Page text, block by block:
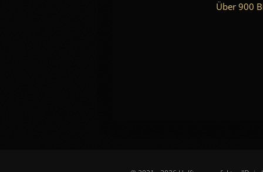
Über 900